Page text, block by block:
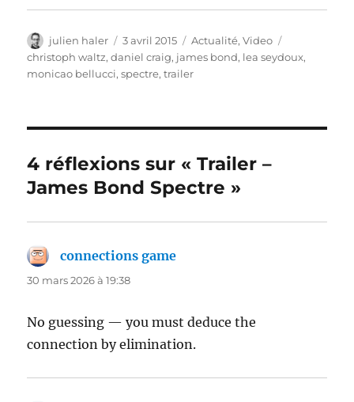
Auteur
julien haler
Publié
le
3 avril 2015 Catégories
Actualité,Video
christoph waltz,daniel craig, james bond, lea seydoux,
monicao bellucci,spectre,trailer
4 réflexions sur « Trailer –
James Bond Spectre »
connections game
30 mars 2026 à 19:38
No guessing — you must deduce the
connection by elimination.